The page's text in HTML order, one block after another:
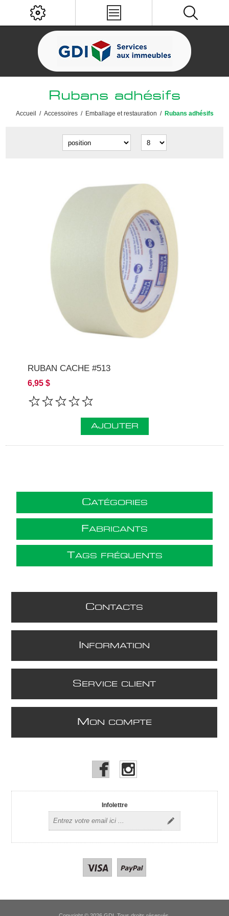
Rubans adhésifs
Accueil / Accessoires / Emballage et restauration / Rubans adhésifs
RUBAN CACHE #513
6,95 $
AJOUTER
CATÉGORIES
FABRICANTS
TAGS FRÉQUENTS
CONTACTS
NFORMATION
S ERVICE CLIENT
M ON COMPTE
Infolettre